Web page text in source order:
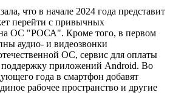
что в начале 2024 года представит
перейти с привычных
ОС "РОСА". Кроме того, в первом
аудио- и видеозвонки
ОС, сервис для оплаты
приложений Android. Во
года в смартфон добавят
рабочее пространство и другие